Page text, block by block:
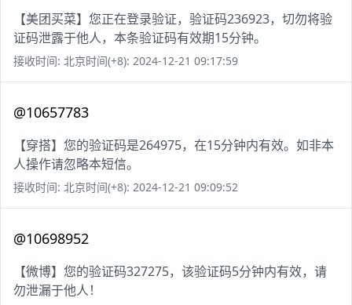
【美团买菜】您正在登录验证，验证码236923，切勿将验
证码泄露于他人，本条验证码有效期15分钟。
接收时间: 北京时间(+8): 2024-12-21 09:17:59
@10657783
【穿搭】您的验证码是264975，在15分钟内有效。如非本
人操作请忽略本短信。
接收时间: 北京时间(+8): 2024-12-21 09:09:52
@10698952
【微博】您的验证码327275，该验证码5分钟内有效，请
勿泄漏于他人！